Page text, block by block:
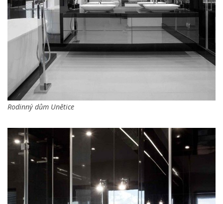
Rodinný dům Unětice